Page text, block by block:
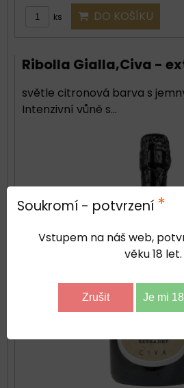
ks DO KOŠÍKU
Ribolla Gialla,Civa -
světle citronová barva s
Intenzivní vůně s...
Soukromí - potvrzení *
Vstupem na náš web,
věku 18 let.
Zrušit Je mi